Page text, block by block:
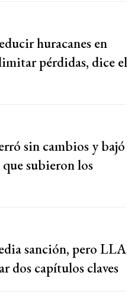
huracanes en
pérdidas, dice el
sin cambios y bajó
subieron los
sanción, pero LLA
dos capítulos claves